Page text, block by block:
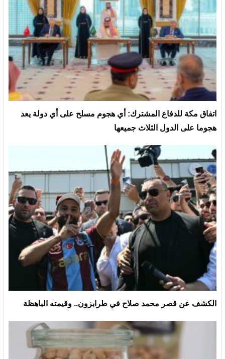
‏اتفاق مكة للدفاع المشترك: أي هجوم مسلح على أي دولة يعد
هجوما على الدول الثلاث جميعها
الكشف عن قصر محمد صلاح في طرابزون.. وقيمته الباهظة